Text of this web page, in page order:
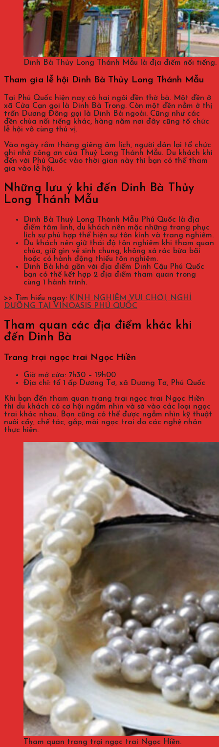
Dinh Bà Thủy Long Thánh Mẫu là địa điểm nổi tiếng.
Tham gia lễ hội Dinh Bà Thủy Long Thánh Mẫu
Tại Phú Quốc hiện nay có hai ngôi đền thờ bà. Một đền ở
xã Cửa Cạn gọi là Dinh Bà Trong. Còn một đền nằm ở thị
trấn Dương Đông gọi là Dinh Bà ngoài. Cũng như các
đền chùa nổi tiếng khác, hàng năm nơi đây cũng tổ chức
lễ hội vô cùng thú vị.
Vào ngày rằm tháng giêng âm lịch, người dân lại tổ chức
ghi nhớ công ơn của Thuỷ Long Thánh Mẫu. Du khách khi
đến với Phú Quốc vào thời gian này thì bạn có thể tham
gia vào lễ hội.
Những lưu ý khi đến Dinh Bà Thủy
Long Thánh Mẫu
Dinh Bà Thuỷ Long Thánh Mẫu Phú Quốc là địa
điểm tâm linh, du khách nên mặc những trang phục
lịch sự phù hợp thể hiện sự tôn kính và trang nghiêm.
Du khách nên giữ thái độ tôn nghiêm khi tham quan
chùa, giữ gìn vệ sinh chung, không xả rác bừa bãi
hoặc có hành động thiếu tôn nghiêm.
Dinh Bà khá gần với địa điểm Dinh Cậu Phú Quốc
bạn có thể kết hợp 2 địa điểm tham quan trong
cùng 1 hành trình.
>> Tìm hiểu ngay: KINH NGHIỆM VUI CHƠI, NGHỈ
DƯỠNG TẠI VINOASIS PHÚ QUỐC
Tham quan các địa điểm khác khi
đến Dinh Bà
Trang trại ngọc trai Ngọc Hiền
Giờ mở cửa: 7h30 – 19h00
Địa chỉ: tổ 1 ấp Dương Tơ, xã Dương Tơ, Phú Quốc
Khi bạn đến tham quan trang trại ngọc trai Ngọc Hiền
thì du khách có cơ hội ngắm nhìn và sờ vào các loại ngọc
trai khác nhau. Bạn cũng có thể được ngắm nhìn kỹ thuật
nuôi cấy, chế tác, gắp, mài ngọc trai do các nghệ nhân
thực hiện.
Tham quan trang trại ngọc trai Ngọc Hiền.